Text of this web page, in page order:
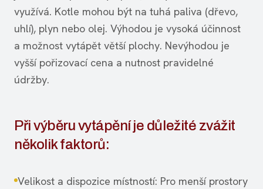
využívá. Kotle mohou být na tuhá paliva (dřevo,
uhlí), plyn nebo olej. Výhodou je vysoká účinnost
a možnost vytápět větší plochy. Nevýhodou je
vyšší pořizovací cena a nutnost pravidelné
údržby.
Při výběru vytápění je důležité zvážit
několik faktorů:
Velikost a dispozice místností: Pro menší prostory